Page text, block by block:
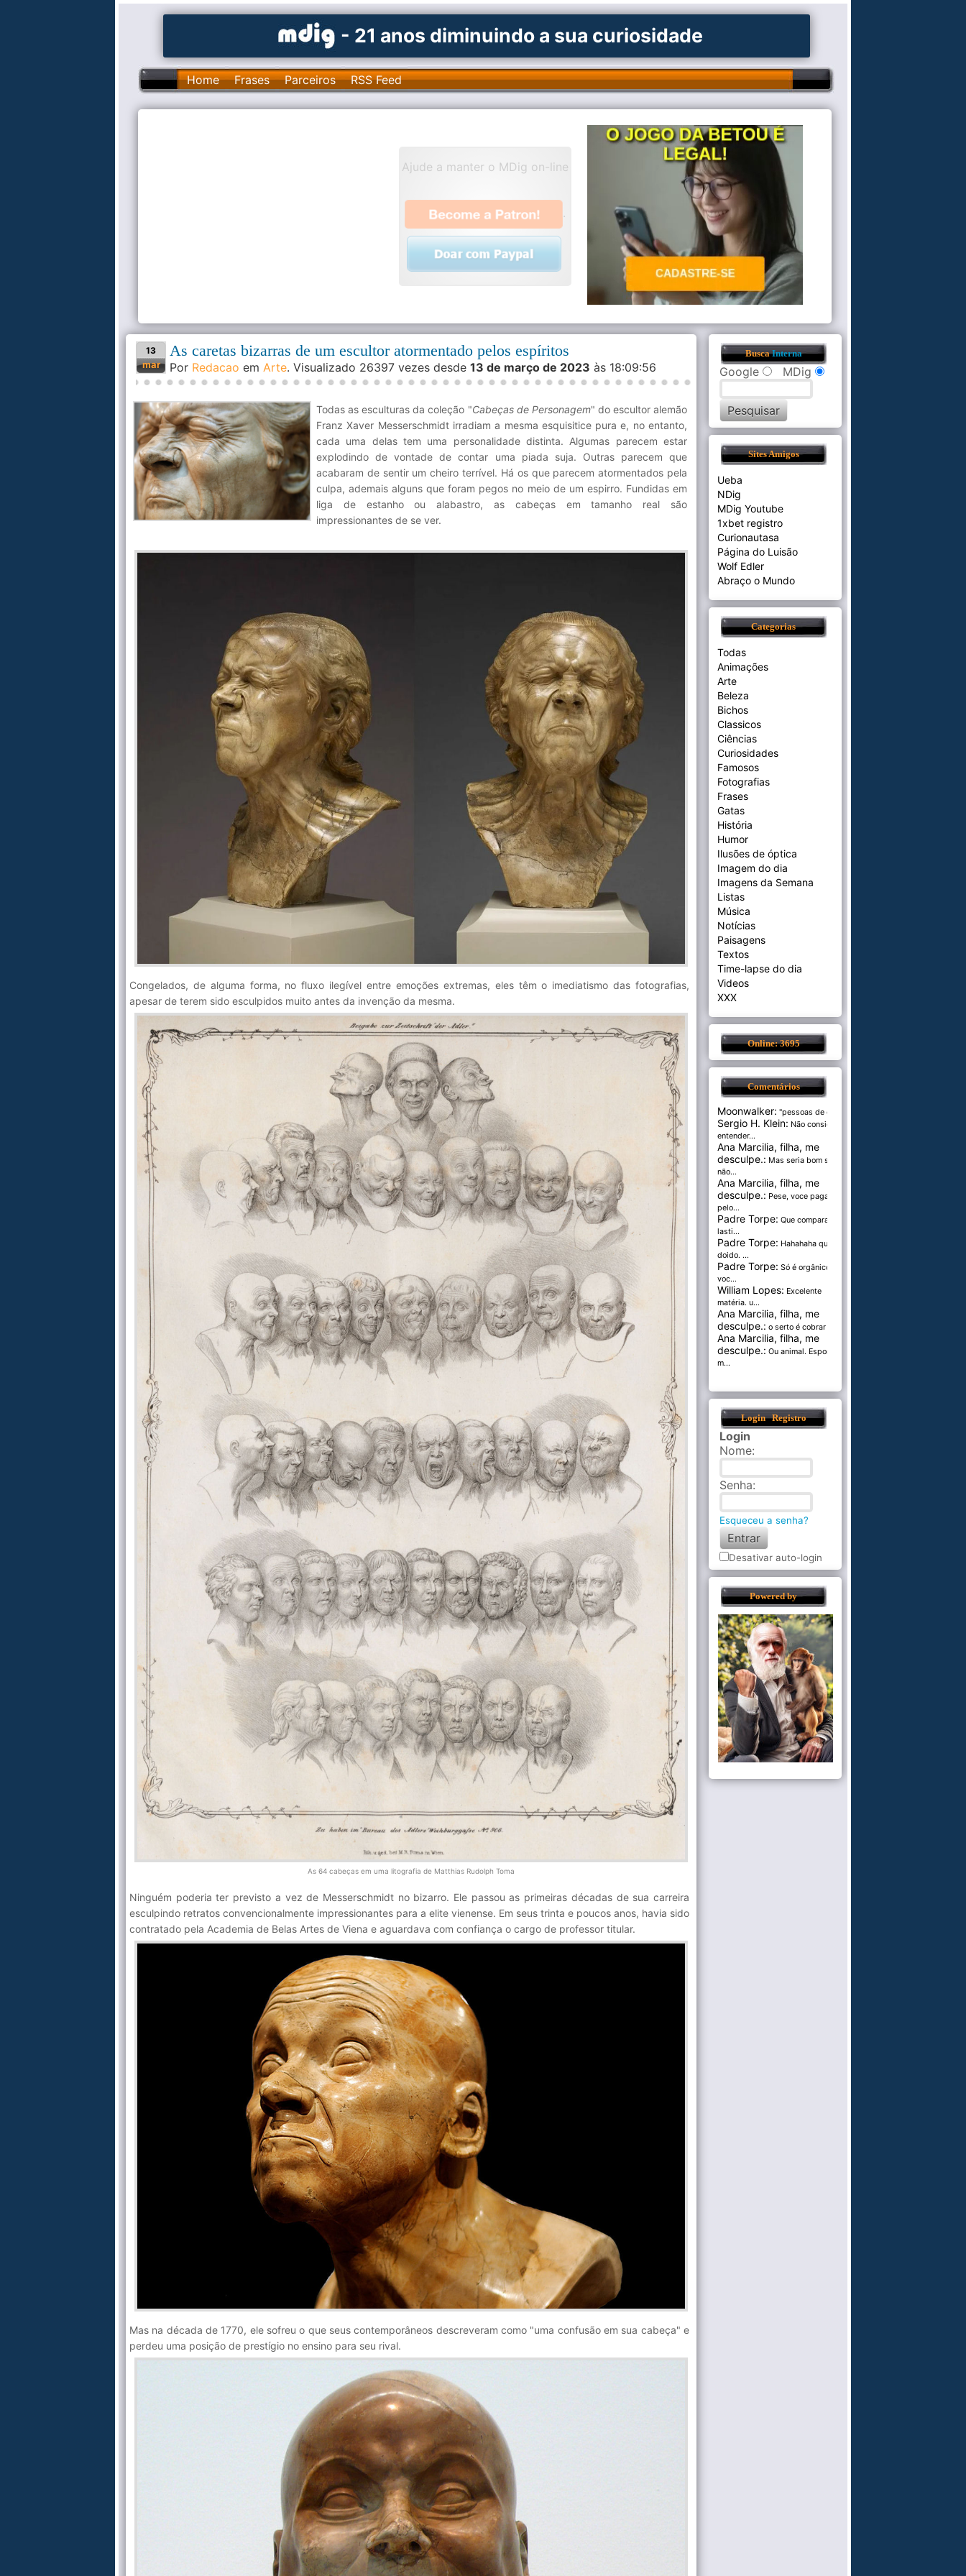
- 21 anos diminuindo a sua curiosidade
Home Frases Parceiros RSS Feed
Ajude a manter o MDig on-line
.
13
mar
As caretas bizarras de um escultor atormentado pelos espíritos
Por Redacao em Arte. Visualizado 26397 vezes desde 13 de março de 2023 às 18:09:56
Todas as esculturas da coleção "Cabeças de Personagem" do escultor alemão
Franz Xaver Messerschmidt irradiam a mesma esquisitice pura e, no entanto,
cada uma delas tem uma personalidade distinta. Algumas parecem estar
explodindo de vontade de contar uma piada suja. Outras parecem que
acabaram de sentir um cheiro terrível. Há os que parecem atormentados pela
culpa, ademais alguns que foram pegos no meio de um espirro. Fundidas em
liga de estanho ou alabastro, as cabeças em tamanho real são
impressionantes de se ver.
Congelados, de alguma forma, no fluxo ilegível entre emoções extremas, eles têm o imediatismo das fotografias,
apesar de terem sido esculpidos muito antes da invenção da mesma.
As 64 cabeças em uma litografia de Matthias Rudolph Toma
Ninguém poderia ter previsto a vez de Messerschmidt no bizarro. Ele passou as primeiras décadas de sua carreira
esculpindo retratos convencionalmente impressionantes para a elite vienense. Em seus trinta e poucos anos, havia sido
contratado pela Academia de Belas Artes de Viena e aguardava com confiança o cargo de professor titular.
Mas na década de 1770, ele sofreu o que seus contemporâneos descreveram como "uma confusão em sua cabeça" e
perdeu uma posição de prestígio no ensino para seu rival.
BuscaInterna
Google MDig
Sites Amigos
Ueba
NDig
MDig Youtube
1xbet registro
Curionautasa
Página do Luisão
Wolf Edler
Abraço o Mundo
Categorias
Todas
Animações
Arte
Beleza
Bichos
Classicos
Ciências
Curiosidades
Famosos
Fotografias
Frases
Gatas
História
Humor
Ilusões de óptica
Imagem do dia
Imagens da Semana
Listas
Música
Notícias
Paisagens
Textos
Time-lapse do dia
Videos
XXX
Online: 3695
Comentários
Moonwalker: "pessoas de cer...
Sergio H. Klein: Não consigo
entender...
Ana Marcilia, filha, me
desculpe.: Mas seria bom se
não...
Ana Marcilia, filha, me
desculpe.: Pese, voce paga
pelo...
Padre Torpe: Que comparação
lasti...
Padre Torpe: Hahahaha que
doido. ...
Padre Torpe: Só é orgânico se
voc...
William Lopes: Excelente
matéria. u...
Ana Marcilia, filha, me
desculpe.: o serto é cobrar pel...
Ana Marcilia, filha, me
desculpe.: Ou animal. Esponja
m...
Login Registro
Login
Nome:
Senha:
Esqueceu a senha?
Desativar auto-login
Powered by